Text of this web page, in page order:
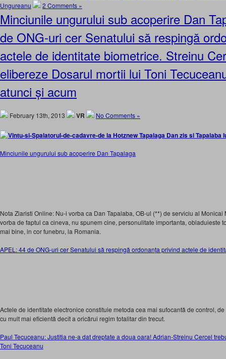
Ungureanu
2 Comments »
Minciunile ungurului sub acoperire Dan
de ONG-uri cer Senatului să respingă
actele de identitate biometrice. Streinu
elibereze Dosarul mortii lui Toni
atunci și acum
February 13th, 2013 VR No Comments »
Minciunile ungurului sub acoperire Dan Tapalaga
Nota Ziaristi Online: Nu-i vorba ca Dan Tapalaba, OB-ul (**) de serviciu al
vorba de faptul ca cineva, nu spunem cine, personulitate importanta, obladuieste
mai bine, in cor funebru, la Romania.
APEL: 44 de ONG-uri cer Senatului să respingă ordonanța privind actele de
Actele de identitate electronice constituie metoda cea mai sufocantă de control,
cu mult mai eficientă decît a oricărui regim totalitar din trecut.
Paul Tecuceanu: Justitia ne-a dat dreptate a doua oara! Adrian-Streinu Cercel
Toni Tecuceanu